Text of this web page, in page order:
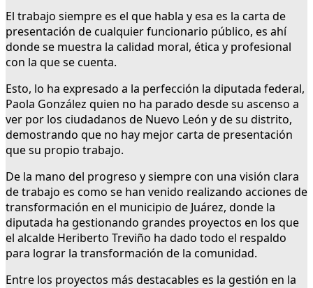
El trabajo siempre es el que habla y esa es la carta de
presentación de cualquier funcionario público, es ahí
donde se muestra la calidad moral, ética y profesional
con la que se cuenta.
Esto, lo ha expresado a la perfección la diputada federal,
Paola González quien no ha parado desde su ascenso a
ver por los ciudadanos de Nuevo León y de su distrito,
demostrando que no hay mejor carta de presentación
que su propio trabajo.
De la mano del progreso y siempre con una visión clara
de trabajo es como se han venido realizando acciones de
transformación en el municipio de Juárez, donde la
diputada ha gestionando grandes proyectos en los que
el alcalde Heriberto Treviño ha dado todo el respaldo
para lograr la transformación de la comunidad.
Entre los proyectos más destacables es la gestión en la